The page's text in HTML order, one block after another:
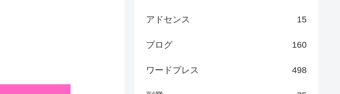
アドセンス 15
ブログ 160
ワードプレス 498